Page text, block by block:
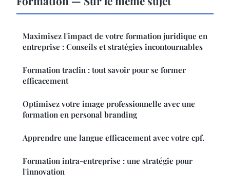
Maximisez l'impact de votre formation juridique en
entreprise : Conseils et stratégies incontournables
Formation tracfin : tout savoir pour se former
efficacement
Optimisez votre image professionnelle avec une
formation en personal branding
Apprendre une langue efficacement avec votre cpf.
Formation intra-entreprise : une stratégie pour
l'innovation